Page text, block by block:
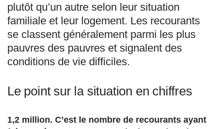
plutôt qu’un autre selon leur situation
familiale et leur logement. Les recourants
se classent généralement parmi les plus
pauvres des pauvres et signalent des
conditions de vie difficiles.
Le point sur la situation en chiffres
1,2 million. C’est le nombre de recourants ayant